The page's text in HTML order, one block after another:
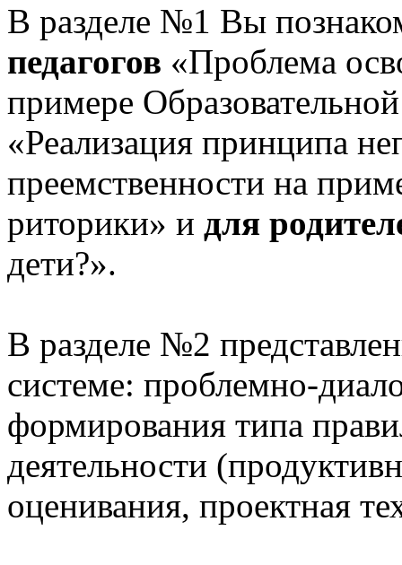
В разделе №1 Вы
педагогов «Проблема
примере
«Реализация принципа
преемственности на
риторики» и для
дети?».
В разделе №2
системе: проблемно-
формирования типа
деятельности
оценивания, проектная